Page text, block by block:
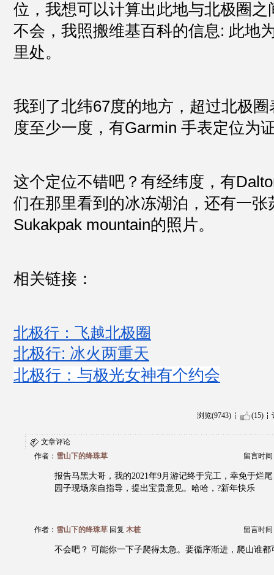
位，我想可以计算出此地与北极圈之
不会，我照搬维基百科的信息: 此地
里处。
我到了北纬67度的地方，超过北极
度至少一度，有Garmin 手表定位为
这个定位不错吧？有经纬度，有
们在那里看到的冰冻湖泊，还有一张
Sukakpak mountain的照片。
相关链接：
北极行：飞越北极圈
北极行: 冰火两重天
北极行：与极光女神有个约会
浏览(9743) (15)
文章评论
作者： 雪山下的绛珠草 留言时间
报告马黑大哥，我的2021年9月游记终于完工，幸免于烂
园子现场亲自指导，提出宝贵意见。哈哈，?新年快乐
作者： 雪山下的绛珠草 回复 木桩 留言时间
不会吧？ 可能你一下子爬得太急。要循序渐进，爬山谁都